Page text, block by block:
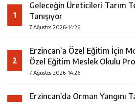
1
Geleceğin Üreticileri Tarım
Tanışıyor
7 Ağustos 2026-14:26
2
Erzincan’a Özel Eğitim İçin
Özel Eğitim Meslek Okulu
7 Ağustos 2026-14:26
Erzincan’da Orman Yangını